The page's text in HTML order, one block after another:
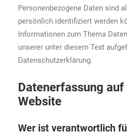
Personenbezogene Daten sind
persönlich identifiziert werden
Informationen zum Thema
unserer unter diesem Text
Datenschutzerklärung.
Datenerfassung
Website
Wer ist verantwortlich